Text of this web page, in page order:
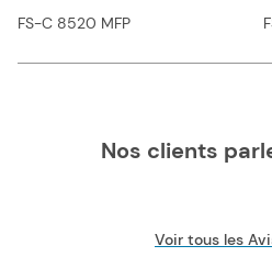
FS-C 8520 MFP
Nos clients
Voir tous les